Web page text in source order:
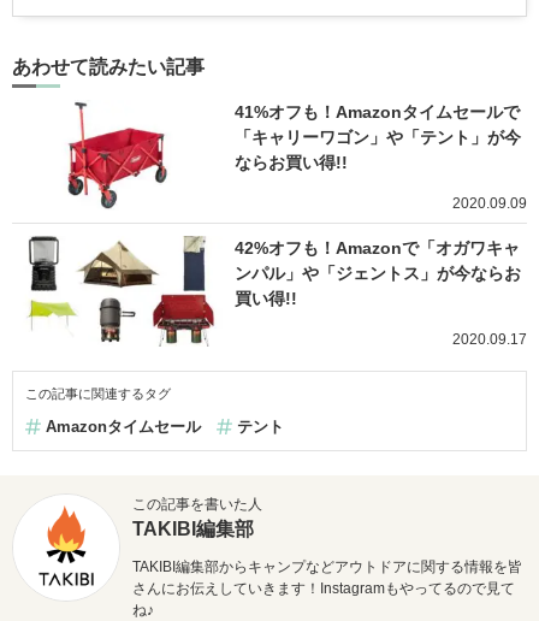
あわせて読みたい記事
41%オフも！Amazonタイムセールで
「キャリーワゴン」や「テント」が今
ならお買い得!!
2020.09.09
42%オフも！Amazonで「オガワキャ
ンパル」や「ジェントス」が今ならお
買い得!!
2020.09.17
この記事に関連するタグ
Amazonタイムセール テント
この記事を書いた人
TAKIBI編集部
TAKIBI編集部からキャンプなどアウトドアに関する情報を皆
さんにお伝えしていきます！Instagramもやってるので見て
ね♪